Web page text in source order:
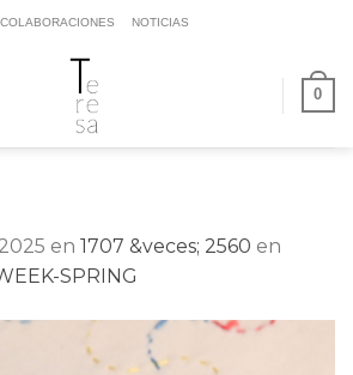
COLABORACIONES NOTICIAS
0
en 1707 &veces; 2560 en
SPRING